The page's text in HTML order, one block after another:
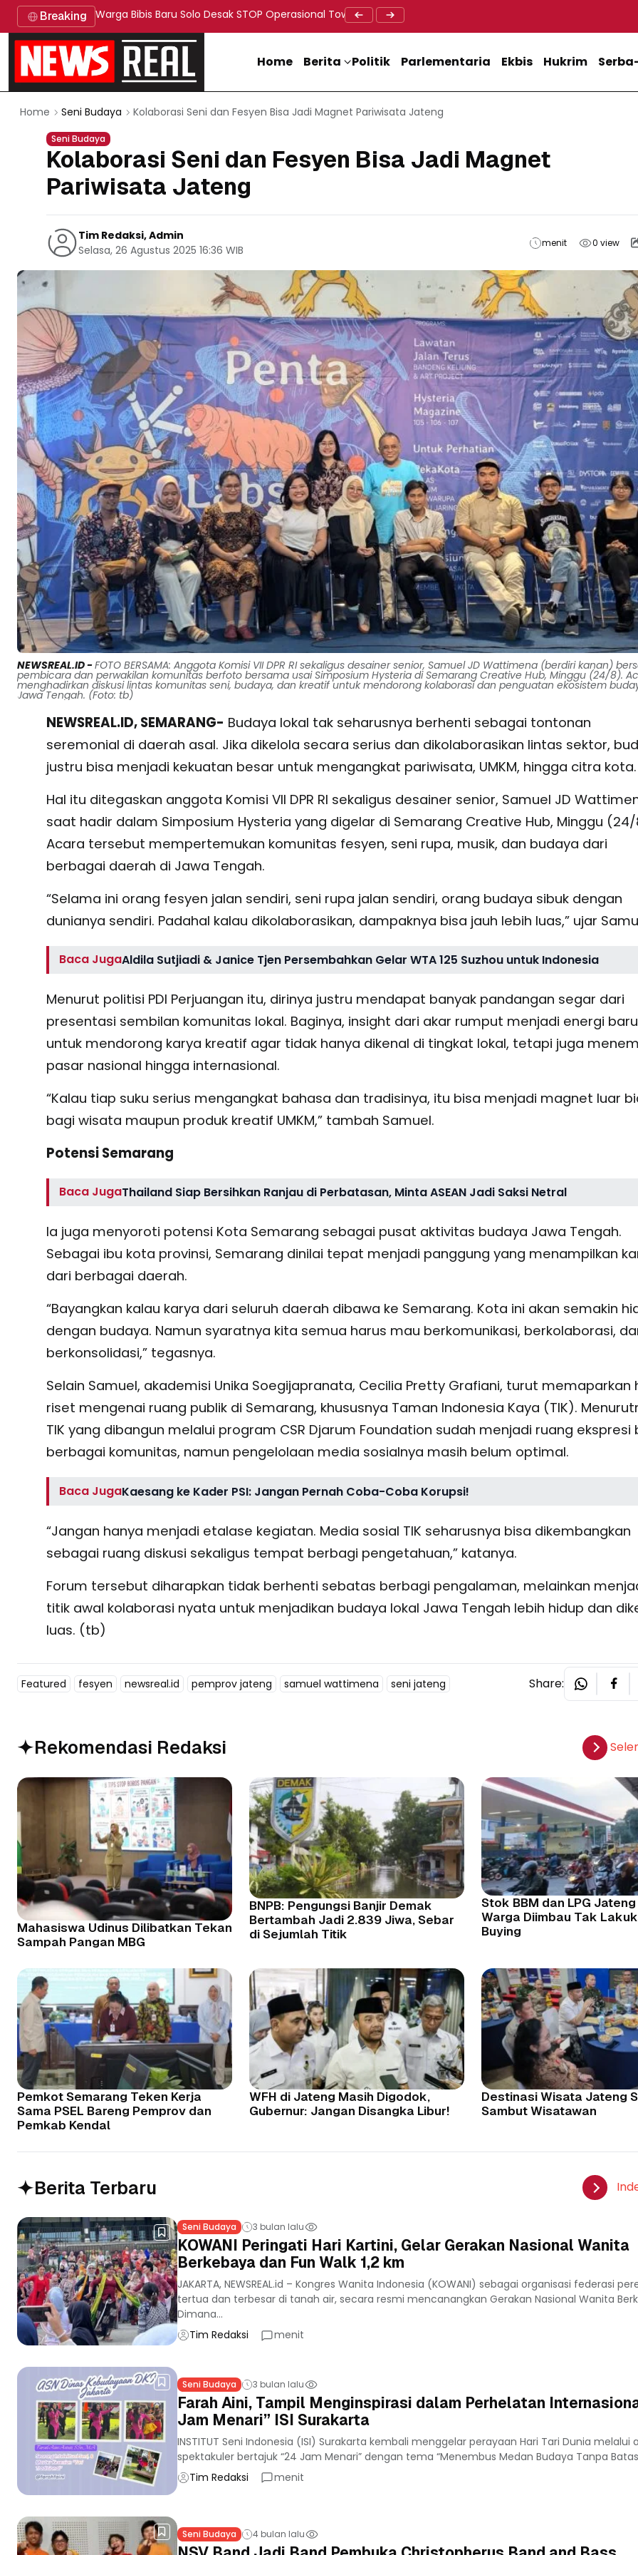
Breaking Warga Bibis Baru Solo Desak STOP Operasional Tower BTS, Diwa : Nyawa dan Keselamatan Warga Lebih
Doa Lintas Agama Perkuat Semangat Persatuan Jelang
Home Berita Politik Parlementaria Ekbis Hukrim
Home Seni Budaya Kolaborasi Seni dan Fesyen Bisa Jadi Magnet Pariwisata Jateng
Seni Budaya
Kolaborasi Seni dan Fesyen Bisa Jadi Magnet
Pariwisata Jateng
Tim Redaksi, Admin
Selasa, 26 Agustus 2025 16:36 WIB
menit 0view
NEWSREAL.ID -FOTO BERSAMA: Anggota Komisi VII DPR RI sekaligus desainer senior, Samuel JD Wattimena (berdiri kanan)
pembicara dan perwakilan komunitas berfoto bersama usai Simposium Hysteria di Semarang Creative Hub, Minggu (24/8).
menghadirkan diskusi lintas komunitas seni, budaya, dan kreatif untuk mendorong kolaborasi dan penguatan ekosistem
Jawa Tengah. (Foto: tb)
NEWSREAL.ID, SEMARANG- Budaya lokal tak seharusnya berhenti sebagai tontonan
seremonial di daerah asal. Jika dikelola secara serius dan dikolaborasikan lintas sektor,
justru bisa menjadi kekuatan besar untuk mengangkat pariwisata, UMKM, hingga citra kota.
Hal itu ditegaskan anggota Komisi VII DPR RI sekaligus desainer senior, Samuel JD
saat hadir dalam Simposium Hysteria yang digelar di Semarang Creative Hub, Minggu
Acara tersebut mempertemukan komunitas fesyen, seni rupa, musik, dan budaya dari
berbagai daerah di Jawa Tengah.
“Selama ini orang fesyen jalan sendiri, seni rupa jalan sendiri, orang budaya sibuk dengan
dunianya sendiri. Padahal kalau dikolaborasikan, dampaknya bisa jauh lebih luas,” ujar
Baca JugaAldila Sutjiadi & Janice Tjen Persembahkan Gelar WTA 125 Suzhou untuk Indonesia
Menurut politisi PDI Perjuangan itu, dirinya justru mendapat banyak pandangan segar dari
presentasi sembilan komunitas lokal. Baginya, insight dari akar rumput menjadi energi baru
untuk mendorong karya kreatif agar tidak hanya dikenal di tingkat lokal, tetapi juga
pasar nasional hingga internasional.
“Kalau tiap suku serius mengangkat bahasa dan tradisinya, itu bisa menjadi magnet luar
bagi wisata maupun produk kreatif UMKM,” tambah Samuel.
Potensi Semarang
Baca JugaThailand Siap Bersihkan Ranjau di Perbatasan, Minta ASEAN Jadi Saksi Netral
Ia juga menyoroti potensi Kota Semarang sebagai pusat aktivitas budaya Jawa Tengah.
Sebagai ibu kota provinsi, Semarang dinilai tepat menjadi panggung yang menampilkan
dari berbagai daerah.
“Bayangkan kalau karya dari seluruh daerah dibawa ke Semarang. Kota ini akan semakin
dengan budaya. Namun syaratnya kita semua harus mau berkomunikasi, berkolaborasi,
berkonsolidasi,” tegasnya.
Selain Samuel, akademisi Unika Soegijapranata, Cecilia Pretty Grafiani, turut memaparkan
riset mengenai ruang publik di Semarang, khususnya Taman Indonesia Kaya (TIK).
TIK yang dibangun melalui program CSR Djarum Foundation sudah menjadi ruang ekspresi
berbagai komunitas, namun pengelolaan media sosialnya masih belum optimal.
Baca JugaKaesang ke Kader PSI: Jangan Pernah Coba-Coba Korupsi!
“Jangan hanya menjadi etalase kegiatan. Media sosial TIK seharusnya bisa dikembangkan
sebagai ruang diskusi sekaligus tempat berbagi pengetahuan,” katanya.
Forum tersebut diharapkan tidak berhenti sebatas berbagi pengalaman, melainkan
titik awal kolaborasi nyata untuk menjadikan budaya lokal Jawa Tengah lebih hidup dan
luas. (tb)
Featured fesyen newsreal.id pemprov jateng samuel wattimena seni jateng Share:
Rekomendasi Redaksi
Mahasiswa Udinus Dilibatkan Tekan
Sampah Pangan MBG
BNPB: Pengungsi Banjir Demak
Bertambah Jadi 2.839 Jiwa, Sebar
di Sejumlah Titik
Stok BBM dan LPG
Warga Diimbau Tak
Buying
Pemkot Semarang Teken Kerja
Sama PSEL Bareng Pemprov dan
Pemkab Kendal
WFH di Jateng Masih Digodok,
Gubernur: Jangan Disangka Libur!
Destinasi Wisata Jateng
Sambut Wisatawan
Berita Terbaru
Seni Budaya 3 bulan lalu
KOWANI Peringati Hari Kartini, Gelar Gerakan Nasional Wanita
Berkebaya dan Fun Walk 1,2 km
JAKARTA, NEWSREAL.id – Kongres Wanita Indonesia (KOWANI) sebagai organisasi federasi
tertua dan terbesar di tanah air, secara resmi mencanangkan Gerakan Nasional Wanita
Dimana...
Tim Redaksi
menit
Seni Budaya 3 bulan lalu
Farah Aini, Tampil Menginspirasi dalam Perhelatan
Jam Menari” ISI Surakarta
INSTITUT Seni Indonesia (ISI) Surakarta kembali menggelar perayaan Hari Tari Dunia melalui
spektakuler bertajuk “24 Jam Menari” dengan tema “Menembus Medan Budaya Tanpa
Tim Redaksi
menit
Seni Budaya 4 bulan lalu